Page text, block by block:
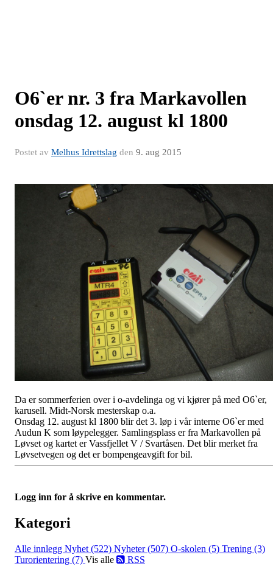
O6`er nr. 3 fra Markavollen
onsdag 12. august kl 1800
Postet av Melhus Idrettslag den 9. aug 2015
Da er sommerferien over i o-avdelinga og vi kjører på med O6`er,
karusell. Midt-Norsk mesterskap o.a.
Onsdag 12. august kl 1800 blir det 3. løp i vår interne O6`er med
Audun K som løypelegger. Samlingsplass er fra Markavollen på
Løvset og kartet er Vassfjellet V / Svartåsen. Det blir merket fra
Løvsetvegen og det er bompengeavgift for bil.
Logg inn for å skrive en kommentar.
Kategori
Alle innlegg Nyhet (522) Nyheter (507) O-skolen (5) Trening (3)
Turorientering (7) Vis alle RSS